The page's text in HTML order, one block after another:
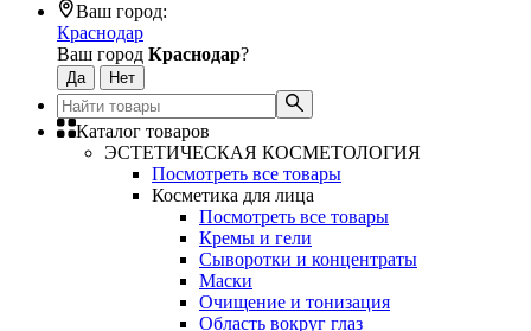
Ваш город:
Краснодар
Ваш город Краснодар?
Каталог товаров
ЭСТЕТИЧЕСКАЯ КОСМЕТОЛОГИЯ
Посмотреть все товары
Косметика для лица
Посмотреть все товары
Кремы и гели
Сыворотки и концентраты
Маски
Очищение и тонизация
Область вокруг глаз